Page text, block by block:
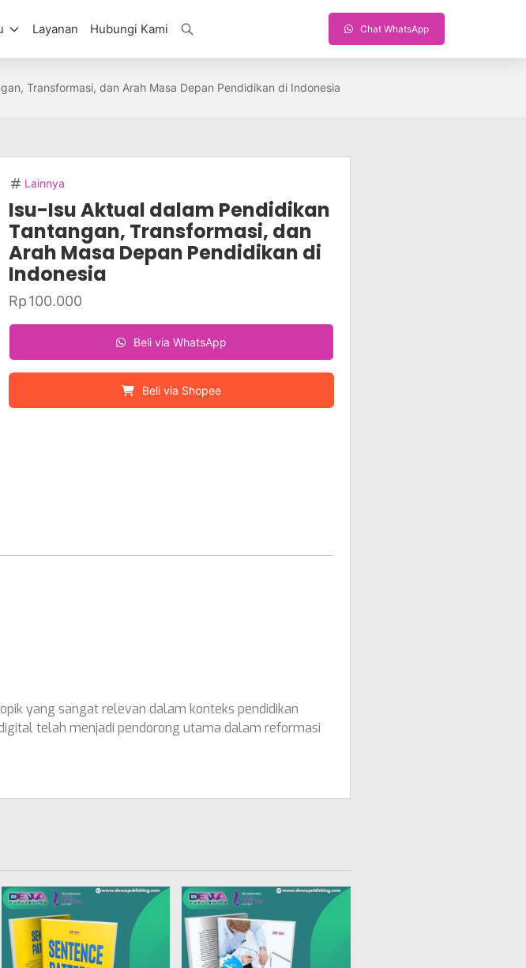
Layanan Hubungi Kami Chat WhatsApp
Transformasi, dan Arah Masa Depan Pendidikan di Indonesia
Lainnya
Isu-Isu Aktual dalam Pendidikan
Tantangan, Transformasi, dan
Arah Masa Depan Pendidikan di
Indonesia
Rp100.000
Beli via WhatsApp
Beli via Shopee
yang sangat relevan dalam konteks pendidikan
telah menjadi pendorong utama dalam reformasi